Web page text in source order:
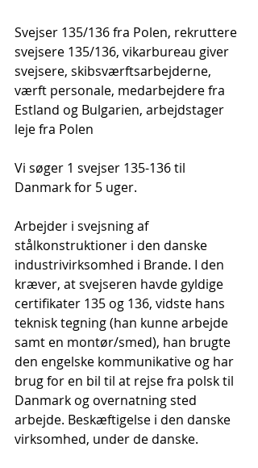
Svejser 135/136 fra Polen, rekruttere
svejsere 135/136, vikarbureau giver
svejsere, skibsværftsarbejderne,
værft personale, medarbejdere fra
Estland og Bulgarien, arbejdstager
leje fra Polen
Vi søger 1 svejser 135-136 til
Danmark for 5 uger.
Arbejder i svejsning af
stålkonstruktioner i den danske
industrivirksomhed i Brande. I den
kræver, at svejseren havde gyldige
certifikater 135 og 136, vidste hans
teknisk tegning (han kunne arbejde
samt en montør/smed), han brugte
den engelske kommunikative og har
brug for en bil til at rejse fra polsk til
Danmark og overnatning sted
arbejde. Beskæftigelse i den danske
virksomhed, under de danske.